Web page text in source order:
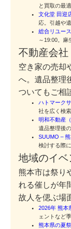
と買取の最
文化堂 田迎
応。引越や
総合リユー
～19:00。麻
不動産会社
空き家の売却
へ。遺品整理
ついてもご相
ハトマーク
社を広く検
明和不動産（
遺品整理後
SUUMO –
検討する際
地域のイベ
熊本市は祭り
れる催しが年
故人を偲ぶ場
2026年 熊本
ェントなど
熊本県の夏